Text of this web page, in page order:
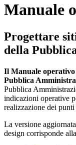
Manuale
Progettare
della
Il Manuale
Pubblica
Pubblica
indicazioni operative
realizzazione dei
La versione
design corrisponde alla